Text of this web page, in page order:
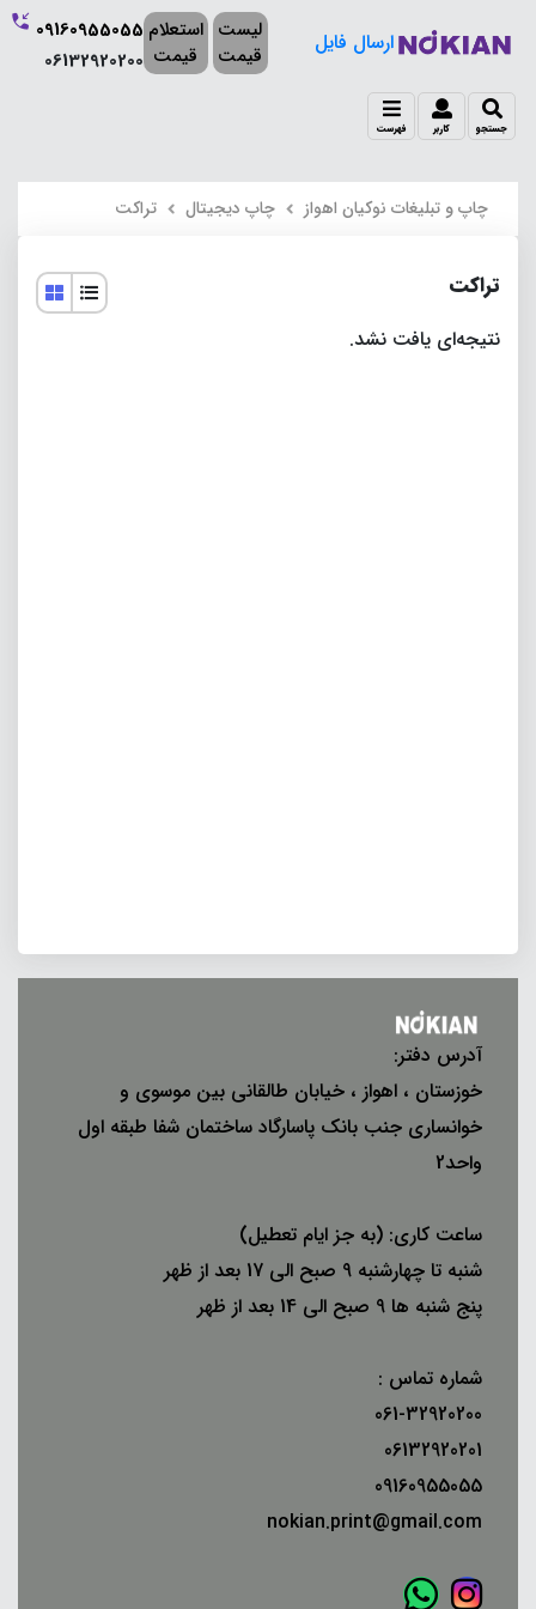
ارسال فایل
لیست
قیمت
استعلام
قیمت
09160955055
06132920200
جستجو کاربر فهرست
چاپ و تبلیغات نوکیان اهواز چاپ دیجیتال تراکت
تراکت
نتیجه‌ای یافت نشد.
آدرس دفتر:
خوزستان ، اهواز ، خیابان طالقانی بین موسوی و
خوانساری جنب بانک پاسارگاد ساختمان شفا طبقه اول
واحد2
ساعت کاری: (به جز ایام تعطیل)
شنبه تا چهارشنبه 9 صبح الی 17 بعد از ظهر
پنج شنبه ها 9 صبح الی 14 بعد از ظهر
شماره تماس :
061-32920200
06132920201
09160955055
nokian.print@gmail.com